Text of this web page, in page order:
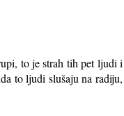
to je strah tih pet ljudi i
to ljudi slušaju na radiju,